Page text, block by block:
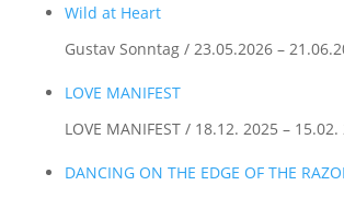
Wild at Heart
Gustav Sonntag / 23.05.2026 –
LOVE MANIFEST
LOVE MANIFEST / 18.12. 2025 – 15.02.
DANCING ON THE EDGE OF THE